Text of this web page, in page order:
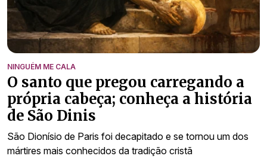
NINGUÉM ME CALA
O santo que pregou carregando a
própria cabeça; conheça a história
de São Dinis
São Dionísio de Paris foi decapitado e se tornou um dos
mártires mais conhecidos da tradição cristã